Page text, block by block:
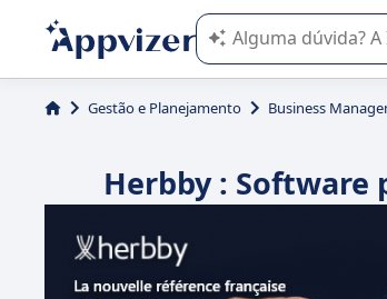
A IA do Appvizer o
Gestão e Planejamento Business
Herbby : Software